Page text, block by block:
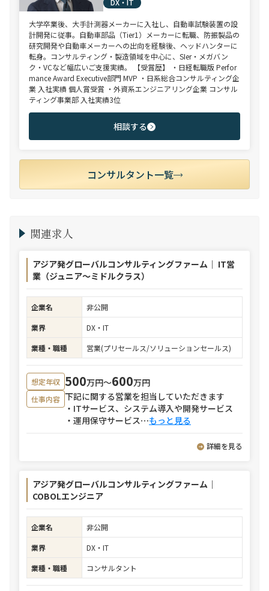
DX・IT
大学卒業後、大手計測器メーカーに入社し、自動車試験装置の設
計開発に従事。自動車部品（Tier1）メーカーに転職、防振製品の
研究開発や自動車メーカーへの出向を経験後、ヘッドハンターに
転身。コンサルティング・製造領域を中心に、SIer・メガバン
ク・VCなど幅広いご支援実績。 【受賞歴】 ・日経転職版 Perfor
mance Award Executive部門 MVP ・日系総合コンサルティング企
業 入社実績 個人賞受賞 ・外資系エンジニアリング企業 コンサル
ティング事業部 入社実績3位
相談する
コンサルタント一覧
関連求人
アジア発グローバルコンサルティングファーム｜ IT営
業（ジュニア～ミドルクラス）
企業名
非公開
業界
DX・IT
業種・職種
営業(プリセールス/ソリューションセールス)
想定年収 500万円〜600万円
仕事内容 下記に関する営業を担当していただきます
・ITサービス、システム導入や開発サービス
・運用保守サービス⋯もっと見る
詳細を見る
アジア発グローバルコンサルティングファーム｜
COBOLエンジニア
企業名
非公開
業界
DX・IT
業種・職種
コンサルタント